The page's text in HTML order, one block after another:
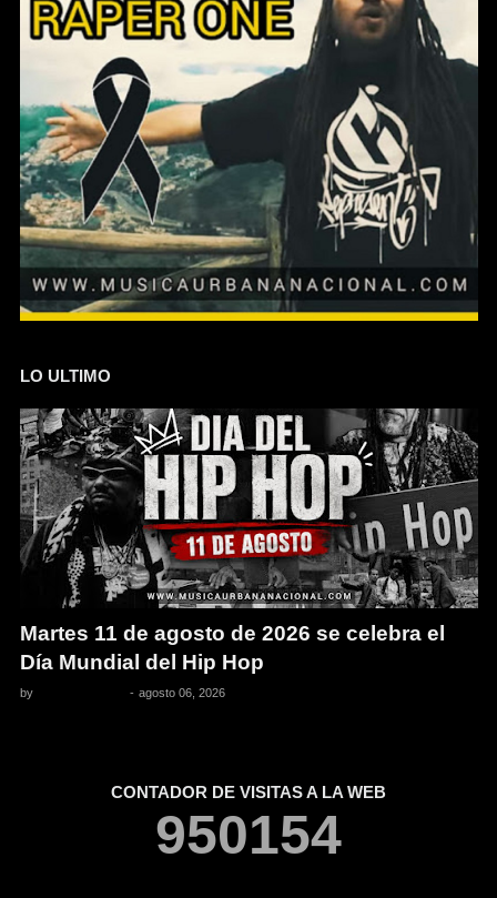
LO ULTIMO
Martes 11 de agosto de 2026 se celebra el
Día Mundial del Hip Hop
by - agosto 06, 2026
CONTADOR DE VISITAS A LA WEB
950154